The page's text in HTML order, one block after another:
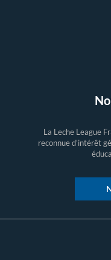
La Leche League
reconnue d'intérêt